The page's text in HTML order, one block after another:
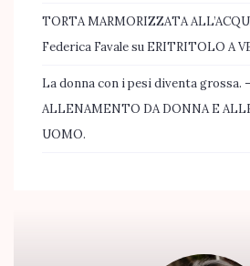
TORTA MARMORIZZATA
Federica Favalesu ERITRITOLO A
La donna con i pesi diventa grossa.
ALLENAMENTO DA DONNA E
UOMO.